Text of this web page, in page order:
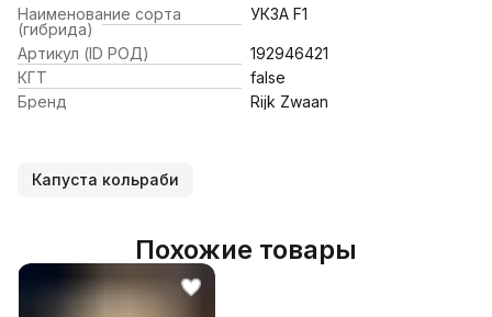
Наименование сорта
(гибрида)
УКЗА F1
Артикул (ID РОД)
192946421
КГТ
false
Бренд
Rijk Zwaan
Капуста кольраби
Похожие товары